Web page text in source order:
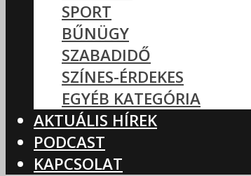
SPORT
BŰNÜGY
SZABADIDŐ
SZÍNES-ÉRDEKES
EGYÉB KATEGÓRIA
AKTUÁLIS HÍREK
PODCAST
KAPCSOLAT